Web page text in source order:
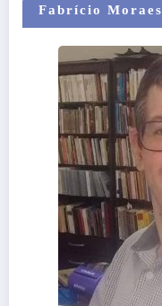
Fabrício Moraes